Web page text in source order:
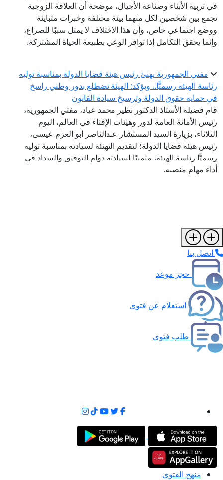
في تربية الأبناء وصناعة الأجيال، موضحة أن العلاقة الزوجية
تجمع بين شخصين لكل منهما بيئة مختلفة وخبرات متباينة
ووضع اجتماعي خاص، وأن هذا الاختلاف لا يمثل سببًا للصراع،
وإنما يحقق التكامل إذا توافر الوعي بطبيعة الحياة المشتركة.
مفتي الجمهورية يهنئ رئيس هيئة قضايا الدولة بمناسبة توليه
رئاسة الهيئة رسميًّا.. ويؤكد: الهيئة تضطلع بدور وطني راسخ
في حماية حقوق الدولة وترسيخ سيادة القانون
قام فضيلة الأستاذ الدكتور نظير محمد عياد، مفتي الجمهورية،
رئيس الأمانة العامة لدور وهيئات الإفتاء في العالم، اليوم
الثلاثاء، بزيارة السيد المستشار عبدالناصر أبو العزم عيسى،
رئيس هيئة قضايا الدولة؛ لتقديم التهنئة لسيادته بمناسبة توليه
رسميًّا رئاسة الهيئة، متمنيًا لسيادته دوام التوفيق والسداد في
أداء مهام منصبه.
اتصل بنا
حجز موعد
استعلام عن فتوى
طلب فتوى
منهج الفتوى